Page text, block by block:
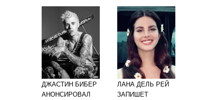
ДЖАСТИН БИБЕР
АНОНСИРОВАЛ
ЛАНА ДЕЛЬ РЕЙ
ЗАПИШЕТ